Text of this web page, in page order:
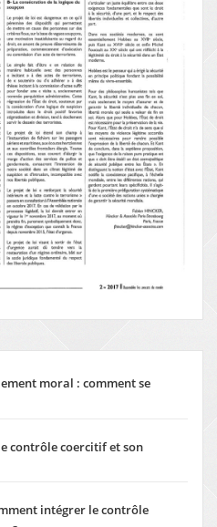
moral : comment se
contrôle coercitif et son
intégrer le contrôle